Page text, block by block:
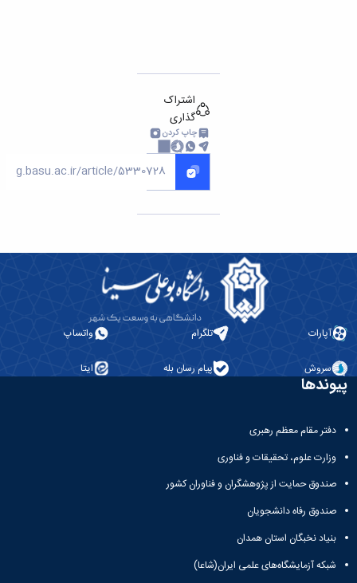
اشتراک
گذاری
چاپ کردن
آپارات تلگرام واتساپ
سروش پیام رسان بله ایتا
پیوندها
دفتر مقام معظم رهبری
وزارت علوم، تحقیقات و فناوری
صندوق حمایت از پژوهشگران و فناوران کشور
صندوق رفاه دانشجویان
بنیاد نخبگان استان همدان
شبکه آزمایشگاه‌های علمی ایران(شاعا)